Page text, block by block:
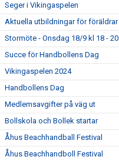
Seger i Vikingaspelen
Aktuella utbildningar för föräldrar
Stormöte - Onsdag 18/9 kl 18 - 20
Succe för Handbollens Dag
Vikingaspelen 2024
Handbollens Dag
Medlemsavgifter på väg ut
Bollskola och Bollek startar
Åhus Beachhandball Festival
Åhus Beachhandboll Festival